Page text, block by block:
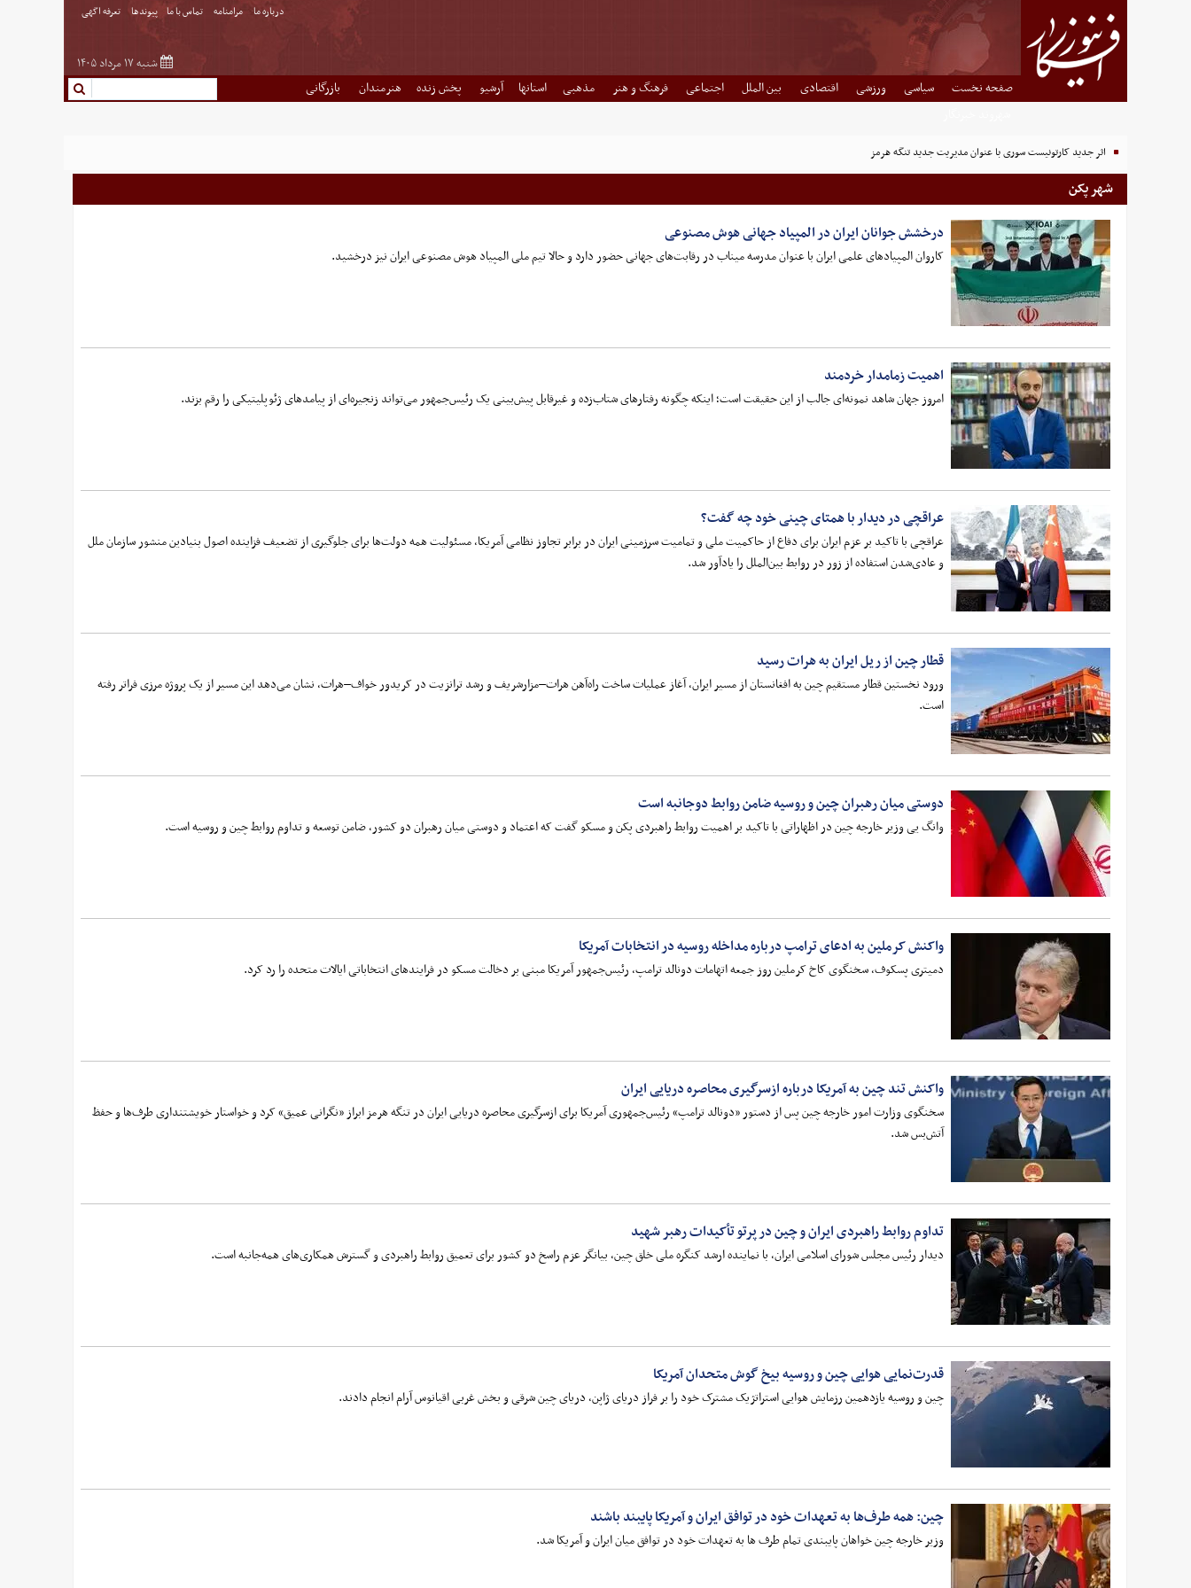
درباره ما مرامنامه تماس با ما پیوندها تعرفه اگهی
شنبه ۱۷ مرداد ۱۴۰۵
صفحه نخست سیاسی ورزشی اقتصادی بین الملل اجتماعی فرهنگ و هنر مذهبی استانها آرشیو پخش زنده هنرمندان
بازرگانی
اثر جدید کارتونیست سوری با عنوان مدیریت جدید تنگه هرمز
شهر پکن
درخشش جوانان ایران در المپیاد جهانی هوش مصنوعی
کاروان المپیادهای علمی ایران با عنوان مدرسه میناب در رقابت‌های جهانی حضور دارد و حالا تیم ملی المپیاد هوش مصنوعی ایران نیز درخشید.
اهمیت زمامدار خردمند
امروز جهان شاهد نمونه‌ای جالب از این حقیقت است؛ اینکه چگونه رفتارهای شتاب‌زده و غیرقابل پیش‌بینی یک رئیس‌جمهور می‌تواند زنجیره‌ای از پیامدهای ژئوپلیتیکی را رقم بزند.
عراقچی در دیدار با همتای چینی خود چه گفت؟
عراقچی با تاکید بر عزم ایران برای دفاع از حاکمیت ملی و تمامیت سرزمینی ایران در برابر تجاوز نظامی آمریکا، مسئولیت همه دولت‌ها برای جلوگیری از تضعیف فزاینده اصول بنیادین منشور سازمان ملل
و عادی‌شدن استفاده از زور در روابط بین‌الملل را یادآور شد.
قطار چین از ریل ایران به هرات رسید
ورود نخستین قطار مستقیم چین به افغانستان از مسیر ایران، آغاز عملیات ساخت راه‌آهن هرات–مزارشریف و رشد ترانزیت در کریدور خواف–هرات، نشان می‌دهد این مسیر از یک پروژه مرزی فراتر رفته
است.
دوستی میان رهبران چین و روسیه ضامن روابط دوجانبه است
وانگ یی وزیر خارجه چین در اظهاراتی با تاکید بر اهمیت روابط راهبردی پکن و مسکو گفت که اعتماد و دوستی میان رهبران دو کشور، ضامن توسعه و تداوم روابط چین و روسیه است.
واکنش کرملین به ادعای ترامپ درباره مداخله روسیه در انتخابات آمریکا
دمیتری پسکوف، سخنگوی کاخ کرملین روز جمعه اتهامات دونالد ترامپ، رئیس‌جمهور آمریکا مبنی بر دخالت مسکو در فرایندهای انتخاباتی ایالات متحده را رد کرد.
واکنش تند چین به آمریکا درباره ازسرگیری محاصره دریایی ایران
سخنگوی وزارت امور خارجه چین پس از دستور «دونالد ترامپ» رئیس‌جمهوری آمریکا برای ازسرگیری محاصره دریایی ایران در تنگه هرمز ابراز «نگرانی عمیق» کرد و خواستار خویشتنداری طرف‌ها و حفظ
آتش‌بس شد.
تداوم روابط راهبردی ایران و چین در پرتو تأکیدات رهبر شهید
دیدار رئیس مجلس شورای اسلامی ایران، با نماینده ارشد کنگره ملی خلق چین، بیانگر عزم راسخ دو کشور برای تعمیق روابط راهبردی و گسترش همکاری‌های همه‌جانبه است.
قدرت‌نمایی هوایی چین و روسیه بیخ گوش متحدان آمریکا
چین و روسیه یازدهمین رزمایش هوایی استراتژیک مشترک خود را بر فراز دریای ژاپن، دریای چین شرقی و بخش غربی اقیانوس آرام انجام دادند.
چین: همه طرف‌ها به تعهدات خود در توافق ایران و آمریکا پایبند باشند
وزیر خارجه چین خواهان پایبندی تمام طرف ها به تعهدات خود در توافق میان ایران و آمریکا شد.